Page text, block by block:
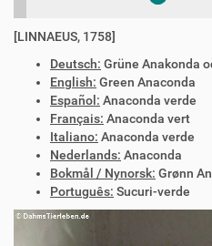
[LINNAEUS, 1758]
Deutsch: Grüne Anakonda
English: Green Anaconda
Español: Anaconda verde
Français: Anaconda vert
Italiano: Anaconda verde
Nederlands: Anaconda
Bokmål / Nynorsk: Grønn
Português: Sucuri-verde